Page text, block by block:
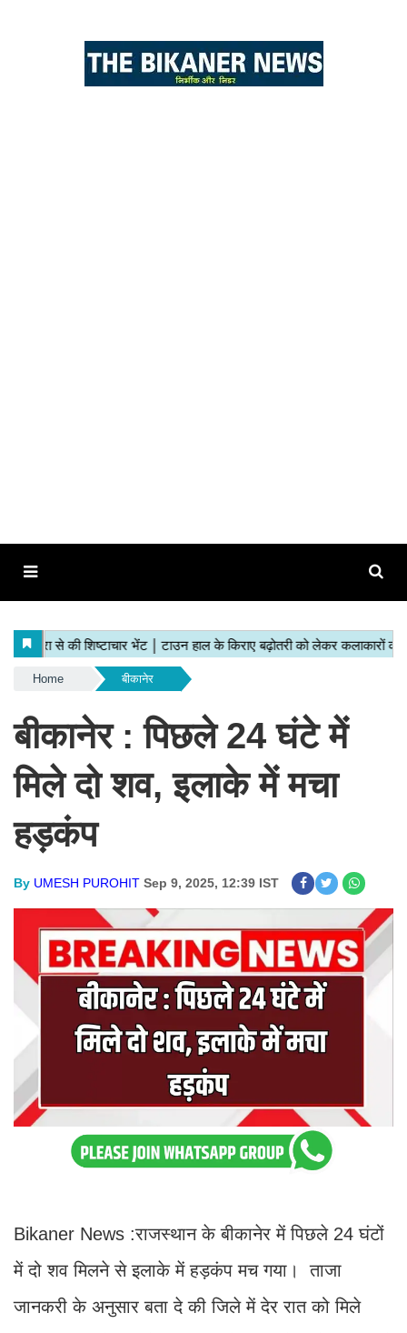
Home बीकानेर
बीकानेर : पिछले 24 घंटे में
मिले दो शव, इलाके में मचा
हड़कंप
By UMESH PUROHIT Sep 9, 2025, 12:39 IST
Bikaner News :राजस्थान के बीकानेर में पिछले 24 घंटों
में दो शव मिलने से इलाके में हड़कंप मच गया। ताजा
जानकरी के अनुसार बता दे की जिले में देर रात को मिले